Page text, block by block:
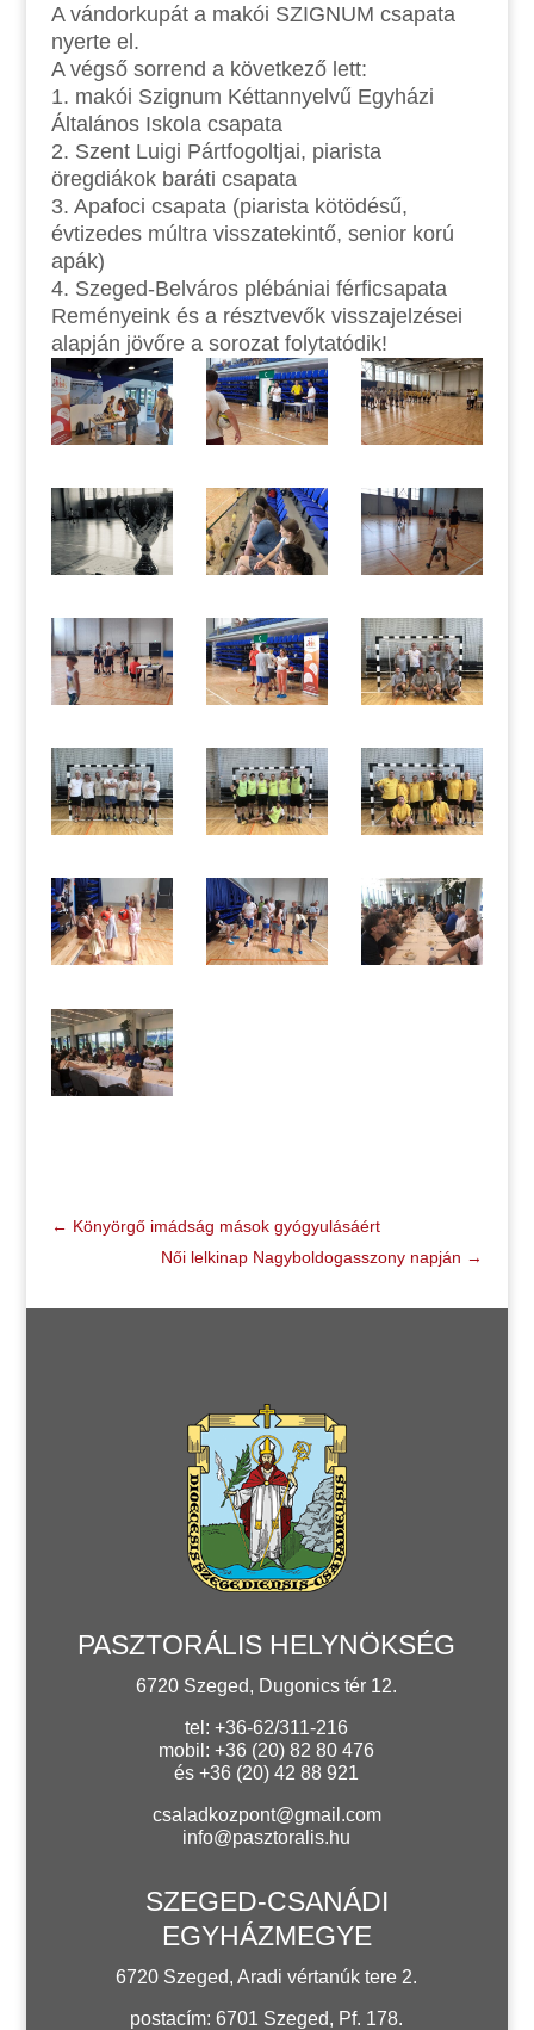
A vándorkupát a makói SZIGNUM csapata
nyerte el.
A végső sorrend a következő lett:
1. makói Szignum Kéttannyelvű Egyházi
Általános Iskola csapata
2. Szent Luigi Pártfogoltjai, piarista
öregdiákok baráti csapata
3. Apafoci csapata (piarista kötödésű,
évtizedes múltra visszatekintő, senior korú
apák)
4. Szeged-Belváros plébániai férficsapata
Reményeink és a résztvevők visszajelzései
alapján jövőre a sorozat folytatódik!
← Könyörgő imádság mások gyógyulásáért
Női lelkinap Nagyboldogasszony napján →
PASZTORÁLIS HELYNÖKSÉG
6720 Szeged, Dugonics tér 12.
tel: +36-62/311-216
mobil: +36 (20) 82 80 476
és +36 (20) 42 88 921
csaladkozpont@gmail.com
info@pasztoralis.hu
SZEGED-CSANÁDI
EGYHÁZMEGYE
6720 Szeged, Aradi vértanúk tere 2.
postacím: 6701 Szeged, Pf. 178.